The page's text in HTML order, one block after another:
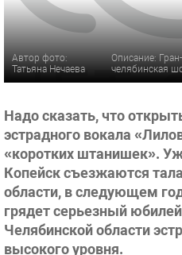
Автор фото:
Татьяна Нечаева
Описание:
челябинская
Надо сказать, что
эстрадного вокала
«коротких штанишек».
Копейск съезжаются
области, в следующем
грядет серьезный
Челябинской области
высокого уровня.